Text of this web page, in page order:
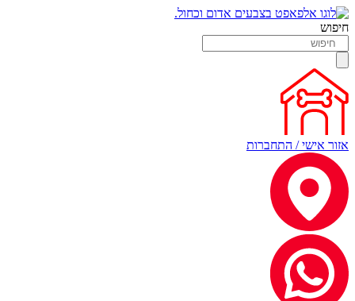
חיפוש
אזור אישי / התחברות